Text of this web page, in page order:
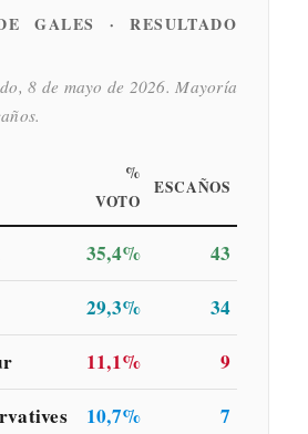
GALES · RESULTADO
8 de mayo de 2026. Mayoría
%
VOTO
ESCAÑOS
35,4%
43
29,3%
34
11,1%
9
10,7%
7